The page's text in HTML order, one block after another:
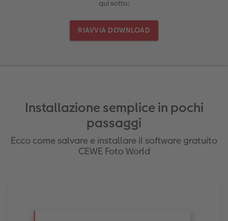
Foto adesivi
Art prints
Alluminio Dibond
Foto su legno
Mosaico
Come ordinare
Art prints
Cartoline spedizione diretta
qui sotto:
RIAVVIA DOWNLOAD
Installazione semplice in pochi
passaggi
Ecco come salvare e installare il software gratuito
CEWE Foto World